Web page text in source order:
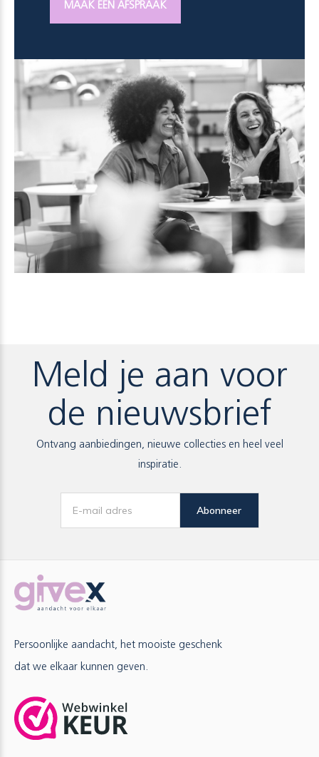
MAAK EEN AFSPRAAK
Meld je aan voor
de nieuwsbrief
Ontvang aanbiedingen, nieuwe collecties en heel veel
inspiratie.
Abonneer
Persoonlijke aandacht, het mooiste geschenk
dat we elkaar kunnen geven.